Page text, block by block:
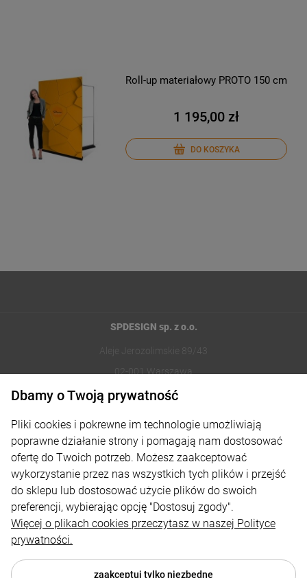
Roll-up materiałowy PROTO 150 cm
1 195,00 zł
DO KOSZYKA
SPDESIGN sp. z o.o.
Aleje Jerozolimskie 89/43
02-001 Warszawa
sklep@reklamydrukarnia.pl
Moje konto
Płatności i dostawa
Informacje
Dbamy o Twoją prywatność
Pliki cookies i pokrewne im technologie umożliwiają
poprawne działanie strony i pomagają nam dostosować
ofertę do Twoich potrzeb. Możesz zaakceptować
wykorzystanie przez nas wszystkich tych plików i przejść
do sklepu lub dostosować użycie plików do swoich
preferencji, wybierając opcję "Dostosuj zgody".
Więcej o plikach cookies przeczytasz w naszej Polityce
prywatności.
zaakceptuj tylko niezbędne